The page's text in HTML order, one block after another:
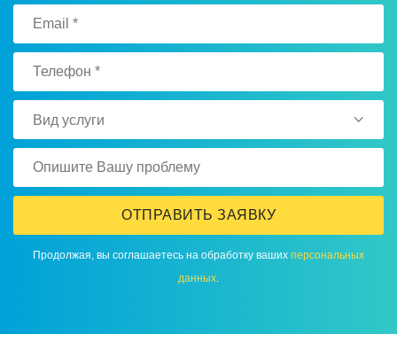
Вид услуги
ОТПРАВИТЬ ЗАЯВКУ
Продолжая, вы соглашаетесь на обработку ваших персональных
данных.